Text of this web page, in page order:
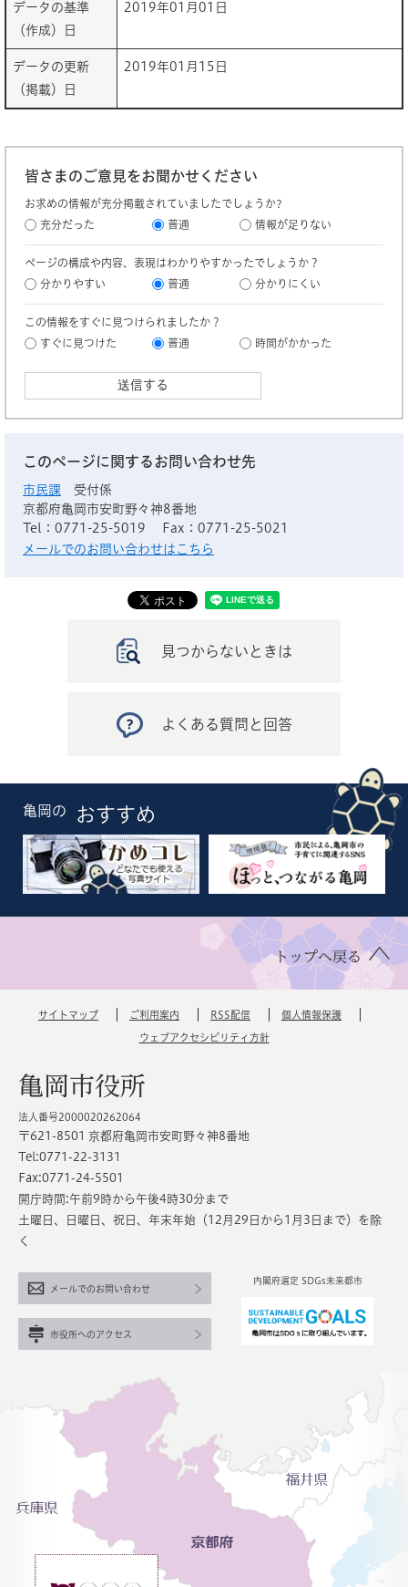
データの基準
（作成）日
2019年01月01日
データの更新
（掲載）日
2019年01月15日
皆さまのご意見をお聞かせください
お求めの情報が充分掲載されていましたでしょうか?
充分だった
普通 情報が足りない
ページの構成や内容、表現はわかりやすかったでしょうか？
分かりやすい
普通 分かりにくい
この情報をすぐに見つけられましたか？
すぐに見つけた
普通 時間がかかった
このページに関するお問い合わせ先
市民課
受付係
京都府亀岡市安町野々神8番地
Tel：0771-25-5019
Fax：0771-25-5021
メールでのお問い合わせはこちら
見つからないときは
よくある質問と回答
亀岡の おすすめ
トップへ戻る
サイトマップ ご利用案内 RSS配信 個人情報保護
ウェブアクセシビリティ方針
亀岡市役所
法人番号2000020262064
〒621-8501 京都府亀岡市安町野々神8番地
Tel:0771-22-3131
Fax:0771-24-5501
開庁時間:午前9時から午後4時30分まで
土曜日、日曜日、祝日、年末年始（12月29日から1月3日まで）を除
く
内閣府選定 SDGs未来都市
メールでのお問い合わせ
市役所へのアクセス